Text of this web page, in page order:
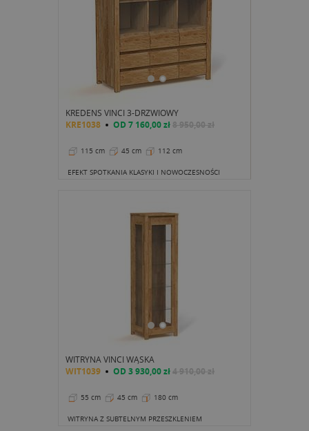
KREDENS VINCI 3-DRZWIOWY
KRE1038 OD 7 160,00 zł8 950,00 zł
115 cm 45 cm 112 cm
EFEKT SPOTKANIA KLASYKI I NOWOCZESNOŚCI
WITRYNA VINCI WĄSKA
WIT1039 OD 3 930,00 zł4 910,00 zł
55 cm 45 cm 180 cm
WITRYNA Z SUBTELNYM PRZESZKLENIEM